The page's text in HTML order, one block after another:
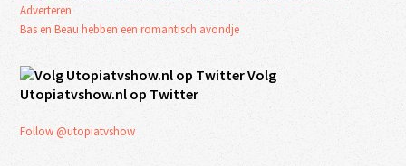
Adverteren
Bas en Beau hebben een romantisch avondje
Volg
Utopiatvshow.nl op Twitter
Follow @utopiatvshow